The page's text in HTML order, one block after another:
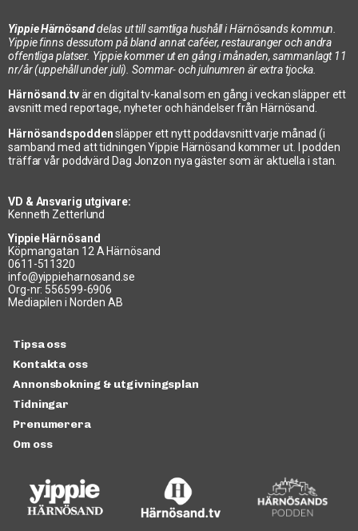
Yippie Härnösanddelas ut till samtliga hushåll i Härnösands kommun.
Yippie finns dessutom på bland annat caféer, restauranger och andra
offentliga platser. Yippie kommer ut en gång i månaden, sammanlagt 11
nr/år (uppehåll under juli). Sommar- och julnumren är extra tjocka.
Härnösand.tvär en digital tv-kanal som en gång i veckan släpper ett
avsnitt med reportage, nyheter och händelser från Härnösand.
Härnösandspoddensläpper ett nytt poddavsnitt varje månad (i
samband med att tidningen Yippie Härnösand kommer ut. I podden
träffar vår poddvärd Dag Jonzon nya gäster som är aktuella i stan.
VD & Ansvarig utgivare:
Kenneth Zetterlund
Yippie Härnösand
Köpmangatan 12 A Härnösand
0611-511320
info@yippieharnosand.se
Org-nr: 556599-6906
Mediapilen i Norden AB
Tipsa oss
Kontakta oss
Annonsbokning & utgivningsplan
Tidningar
Prenumerera
Om oss